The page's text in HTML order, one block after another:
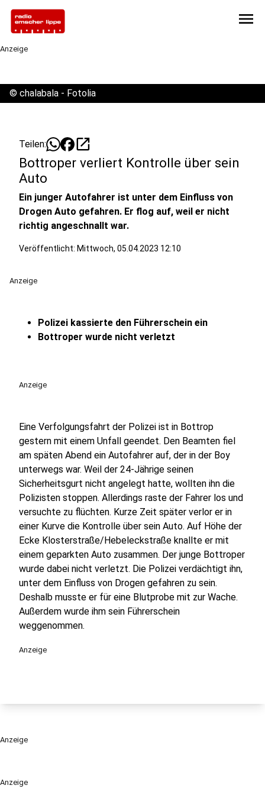
menu
Anzeige
Anzeige
© chalabala - Fotolia
Teilen: open_in_new
Bottroper verliert Kontrolle über sein
Auto
Ein junger Autofahrer ist unter dem Einfluss von
Drogen Auto gefahren. Er flog auf, weil er nicht
richtig angeschnallt war.
Veröffentlicht: Mittwoch, 05.04.2023 12:10
Anzeige
Polizei kassierte den Führerschein ein
Bottroper wurde nicht verletzt
Anzeige
Eine Verfolgungsfahrt der Polizei ist in Bottrop
gestern mit einem Unfall geendet. Den Beamten fiel
am späten Abend ein Autofahrer auf, der in der Boy
unterwegs war. Weil der 24-Jährige seinen
Sicherheitsgurt nicht angelegt hatte, wollten ihn die
Polizisten stoppen. Allerdings raste der Fahrer los und
versuchte zu flüchten. Kurze Zeit später verlor er in
einer Kurve die Kontrolle über sein Auto. Auf Höhe der
Ecke Klosterstraße/Hebeleckstraße knallte er mit
einem geparkten Auto zusammen. Der junge Bottroper
wurde dabei nicht verletzt. Die Polizei verdächtigt ihn,
unter dem Einfluss von Drogen gefahren zu sein.
Deshalb musste er für eine Blutprobe mit zur Wache.
Außerdem wurde ihm sein Führerschein
weggenommen.
Anzeige
Anzeige